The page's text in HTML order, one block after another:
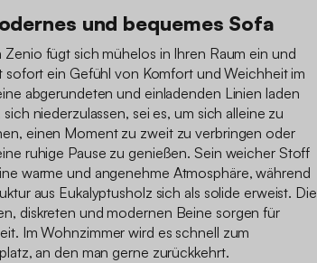
und bequemes Sofa
Zenio fügt sich mühelos in Ihren Raum ein und
sofort ein Gefühl von Komfort und Weichheit im
abgerundeten und einladenden Linien laden
sich niederzulassen, sei es, um sich alleine zu
einen Moment zu zweit zu verbringen oder
ruhige Pause zu genießen. Sein weicher Stoff
warme und angenehme Atmosphäre, während
aus Eukalyptusholz sich als solide erweist. Die
diskreten und modernen Beine sorgen für
Im Wohnzimmer wird es schnell zum
an den man gerne zurückkehrt.